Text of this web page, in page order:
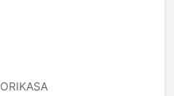
ORIKASA